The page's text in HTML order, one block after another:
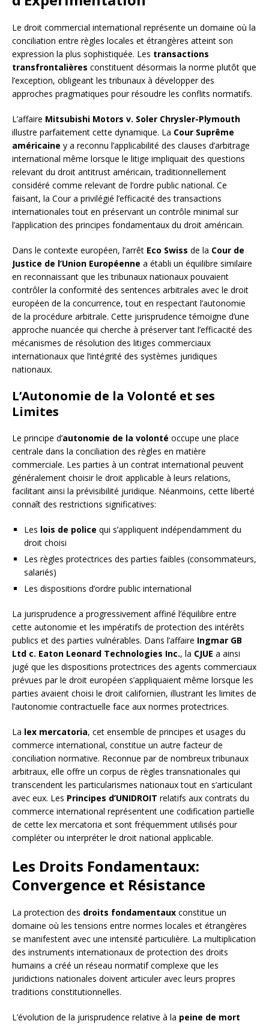
Le droit commercial international représente un domaine où la
conciliation entre règles locales et étrangères atteint son
expression la plus sophistiquée. Les transactions
transfrontalières constituent désormais la norme plutôt que
l’exception, obligeant les tribunaux à développer des
approches pragmatiques pour résoudre les conflits normatifs.
L’affaire Mitsubishi Motors v. Soler Chrysler-Plymouth
illustre parfaitement cette dynamique. La Cour Suprême
américaine y a reconnu l’applicabilité des clauses d’arbitrage
international même lorsque le litige impliquait des questions
relevant du droit antitrust américain, traditionnellement
considéré comme relevant de l’ordre public national. Ce
faisant, la Cour a privilégié l’efficacité des transactions
internationales tout en préservant un contrôle minimal sur
l’application des principes fondamentaux du droit américain.
Dans le contexte européen, l’arrêt Eco Swiss de la Cour de
Justice de l’Union Européenne a établi un équilibre similaire
en reconnaissant que les tribunaux nationaux pouvaient
contrôler la conformité des sentences arbitrales avec le droit
européen de la concurrence, tout en respectant l’autonomie
de la procédure arbitrale. Cette jurisprudence témoigne d’une
approche nuancée qui cherche à préserver tant l’efficacité des
mécanismes de résolution des litiges commerciaux
internationaux que l’intégrité des systèmes juridiques
nationaux.
L’Autonomie de la Volonté et ses
Limites
Le principe d’autonomie de la volonté occupe une place
centrale dans la conciliation des règles en matière
commerciale. Les parties à un contrat international peuvent
généralement choisir le droit applicable à leurs relations,
facilitant ainsi la prévisibilité juridique. Néanmoins, cette liberté
connaît des restrictions significatives:
Les lois de police qui s’appliquent indépendamment du
droit choisi
Les règles protectrices des parties faibles (consommateurs,
salariés)
Les dispositions d’ordre public international
La jurisprudence a progressivement affiné l’équilibre entre
cette autonomie et les impératifs de protection des intérêts
publics et des parties vulnérables. Dans l’affaire Ingmar GB
Ltd c. Eaton Leonard Technologies Inc., la CJUE a ainsi
jugé que les dispositions protectrices des agents commerciaux
prévues par le droit européen s’appliquaient même lorsque les
parties avaient choisi le droit californien, illustrant les limites de
l’autonomie contractuelle face aux normes protectrices.
La lex mercatoria, cet ensemble de principes et usages du
commerce international, constitue un autre facteur de
conciliation normative. Reconnue par de nombreux tribunaux
arbitraux, elle offre un corpus de règles transnationales qui
transcendent les particularismes nationaux tout en s’articulant
avec eux. Les Principes d’UNIDROIT relatifs aux contrats du
commerce international représentent une codification partielle
de cette lex mercatoria et sont fréquemment utilisés pour
compléter ou interpréter le droit national applicable.
Les Droits Fondamentaux:
Convergence et Résistance
La protection des droits fondamentaux constitue un
domaine où les tensions entre normes locales et étrangères
se manifestent avec une intensité particulière. La multiplication
des instruments internationaux de protection des droits
humains a créé un réseau normatif complexe que les
juridictions nationales doivent articuler avec leurs propres
traditions constitutionnelles.
L’évolution de la jurisprudence relative à la peine de mort